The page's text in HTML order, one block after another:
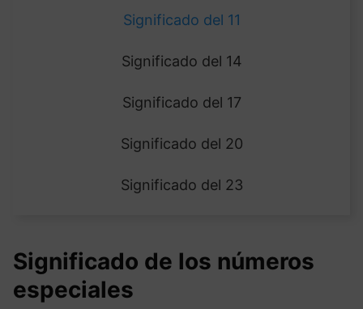
Significado del 11
Significado del 14
Significado del 17
Significado del 20
Significado del 23
Significado de los números
especiales